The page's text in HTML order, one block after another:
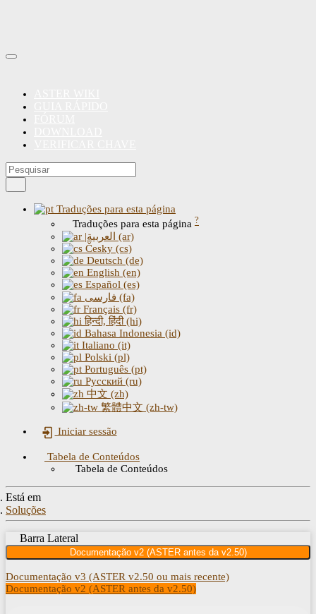
Traduções para esta página
Traduções para esta página ?
|العربية (ar)
Česky (cs)
Deutsch (de)
English (en)
Español (es)
فارسی (fa)
Français (fr)
हिन्दी, हिंदी (hi)
Bahasa Indonesia (id)
Italiano (it)
Polski (pl)
Português (pt)
Русский (ru)
中文 (zh)
繁體中文 (zh-tw)
Iniciar sessão
Tabela de Conteúdos
Tabela de Conteúdos
Está em
Soluções
Barra Lateral
Documentação v2 (ASTER antes da v2.50)
Documentação v3 (ASTER v2.50 ou mais recente)
Documentação v2 (ASTER antes da v2.50)